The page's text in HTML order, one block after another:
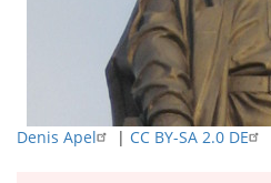
Denis Apel | CC BY-SA 2.0 DE